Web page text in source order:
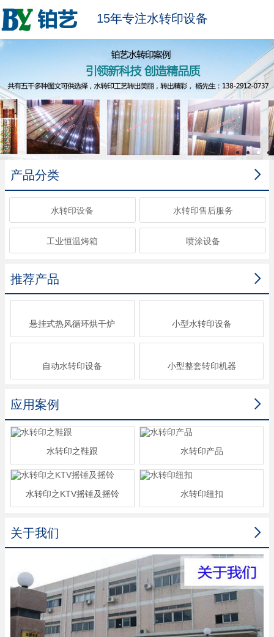
15年专注水转印设备

产品分类
水转印设备 水转印售后服务
工业恒温烤箱 喷涂设备

推荐产品
悬挂式热风循环烘干炉 小型水转印设备
自动水转印设备 小型整套转印机器

应用案例
水转印之鞋跟 水转印产品
水转印之KTV摇锤及摇铃 水转印纽扣

关于我们